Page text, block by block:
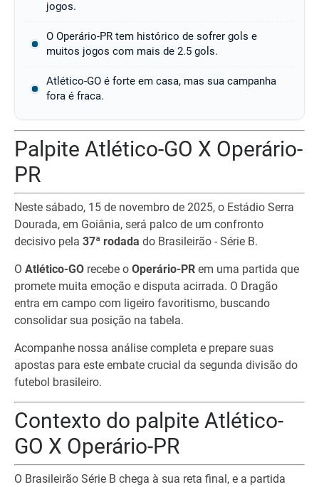
jogos.
O Operário-PR tem histórico de sofrer gols e
muitos jogos com mais de 2.5 gols.
Atlético-GO é forte em casa, mas sua campanha
fora é fraca.
Palpite Atlético-GO X Operário-
PR
Neste sábado, 15 de novembro de 2025, o Estádio Serra
Dourada, em Goiânia, será palco de um confronto
decisivo pela 37ª rodada do Brasileirão - Série B.
O Atlético-GO recebe o Operário-PR em uma partida que
promete muita emoção e disputa acirrada. O Dragão
entra em campo com ligeiro favoritismo, buscando
consolidar sua posição na tabela.
Acompanhe nossa análise completa e prepare suas
apostas para este embate crucial da segunda divisão do
futebol brasileiro.
Contexto do palpite Atlético-
GO X Operário-PR
O Brasileirão Série B chega à sua reta final, e a partida